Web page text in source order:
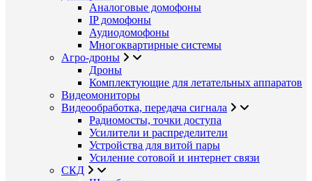
Аналоговые домофоны
IP домофоны
Аудиодомофоны
Многоквартирные системы
Агро-дроны
Дроны
Комплектующие для летательных аппаратов
Видеомониторы
Видеообработка, передача сигнала
Радиомосты, точки доступа
Усилители и распределители
Устройства для витой пары
Усиление сотовой и интернет связи
СКД